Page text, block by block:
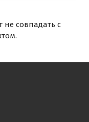
не совпадать с